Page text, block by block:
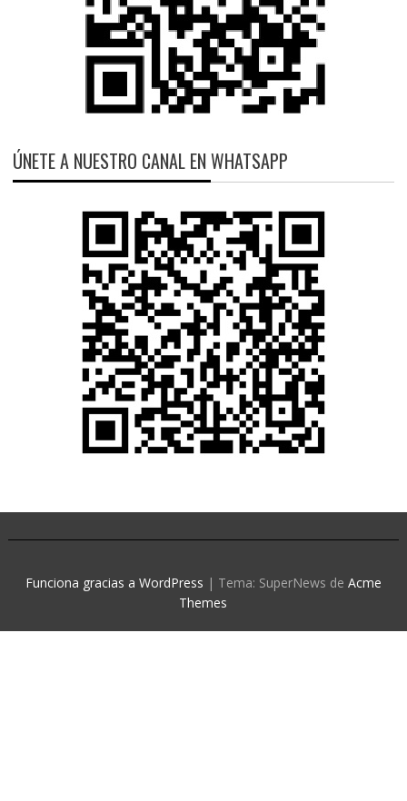
ÚNETE A NUESTRO CANAL EN WHATSAPP
Funciona gracias a WordPress | Tema: SuperNews de Acme
Themes